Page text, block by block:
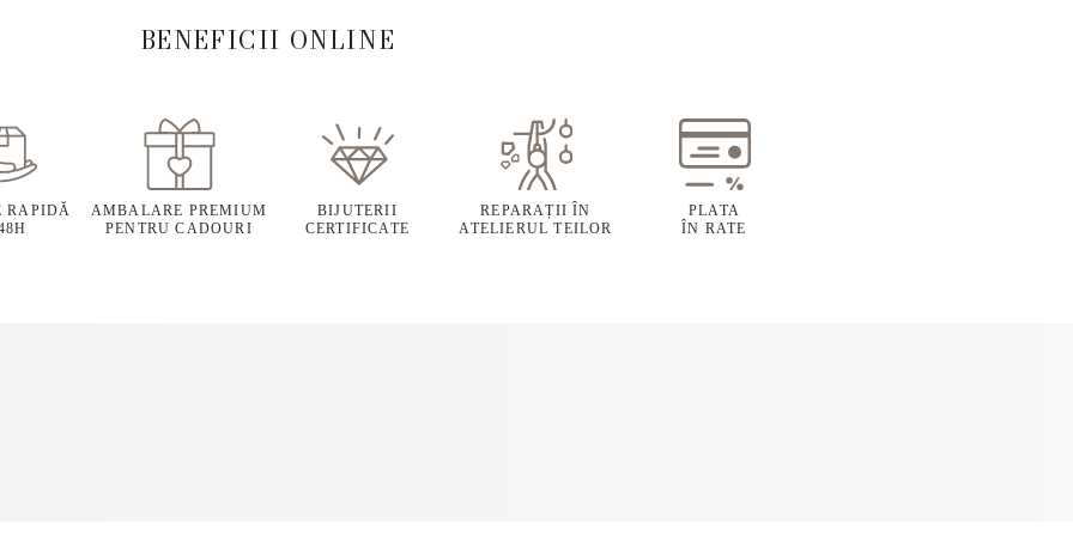
BENEFICII ONLINE
RAPIDĂ
AMBALARE PREMIUM
PENTRU CADOURI
BIJUTERII
CERTIFICATE
REPARAȚII ÎN
ATELIERUL TEILOR
PLATA
ÎN RATE